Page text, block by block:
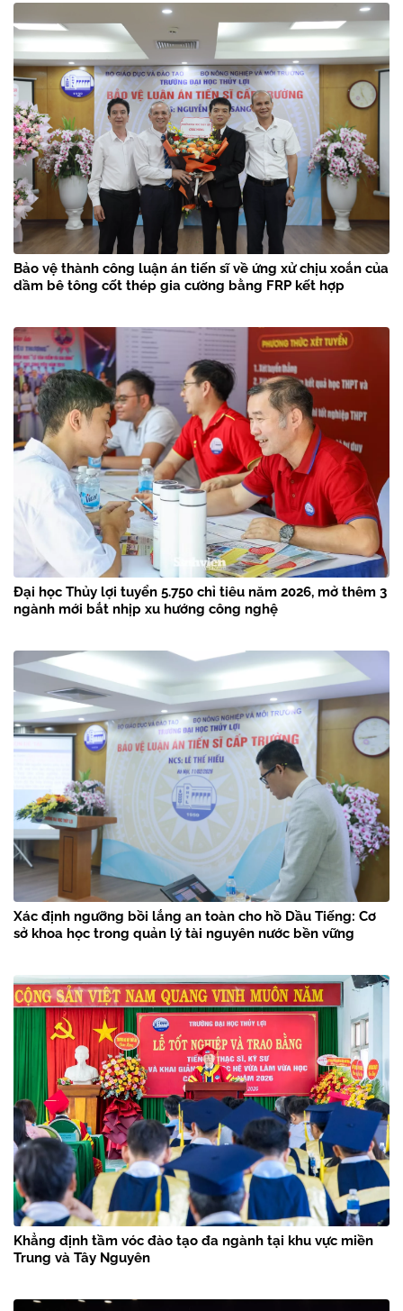
Bảo vệ thành công luận án tiến sĩ về ứng xử chịu xoắn của
dầm bê tông cốt thép gia cường bằng FRP kết hợp
Đại học Thủy lợi tuyển 5.750 chỉ tiêu năm 2026, mở thêm 3
ngành mới bắt nhịp xu hướng công nghệ
Xác định ngưỡng bồi lắng an toàn cho hồ Dầu Tiếng: Cơ
sở khoa học trong quản lý tài nguyên nước bền vững
Khẳng định tầm vóc đào tạo đa ngành tại khu vực miền
Trung và Tây Nguyên